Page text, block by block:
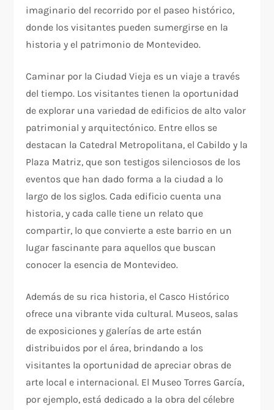
imaginario del recorrido por el paseo histórico,
donde los visitantes pueden sumergirse en la
historia y el patrimonio de Montevideo.
Caminar por la Ciudad Vieja es un viaje a través
del tiempo. Los visitantes tienen la oportunidad
de explorar una variedad de edificios de alto valor
patrimonial y arquitectónico. Entre ellos se
destacan la Catedral Metropolitana, el Cabildo y la
Plaza Matriz, que son testigos silenciosos de los
eventos que han dado forma a la ciudad a lo
largo de los siglos. Cada edificio cuenta una
historia, y cada calle tiene un relato que
compartir, lo que convierte a este barrio en un
lugar fascinante para aquellos que buscan
conocer la esencia de Montevideo.
Además de su rica historia, el Casco Histórico
ofrece una vibrante vida cultural. Museos, salas
de exposiciones y galerías de arte están
distribuidos por el área, brindando a los
visitantes la oportunidad de apreciar obras de
arte local e internacional. El Museo Torres García,
por ejemplo, está dedicado a la obra del célebre